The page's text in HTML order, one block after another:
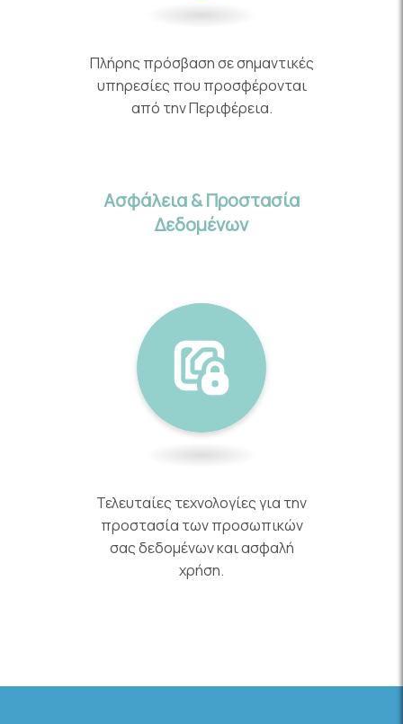
Πλήρης πρόσβαση σε σημαντικές
υπηρεσίες που προσφέρονται
από την Περιφέρεια.
Ασφάλεια & Προστασία
Δεδομένων
Τελευταίες τεχνολογίες για την
προστασία των προσωπικών
σας δεδομένων και ασφαλή
χρήση.